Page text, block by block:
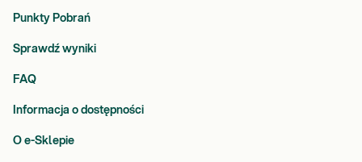
Punkty Pobrań
Sprawdź wyniki
FAQ
Informacja o dostępności
O e-Sklepie